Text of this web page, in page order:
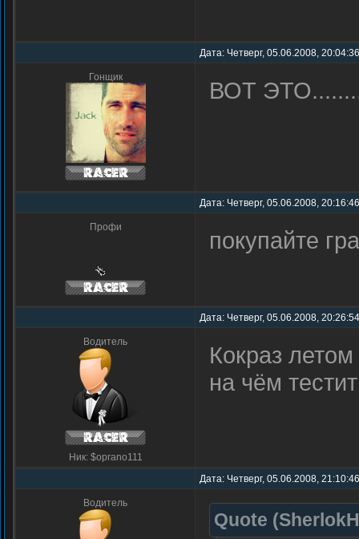
Дата: Четверг, 05.06.2008,
Гонщик ВОТ
Дата: Четверг, 05.06.2008,
Профи покупайте
Дата: Четверг, 05.06.2008,
Водитель
Ник: $oprano111
Кокраз
на чём
Дата: Четверг, 05.06.2008,
Водитель
Quote (